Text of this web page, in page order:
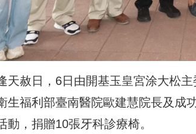
天赦日，6日由開基玉皇宮涂大松
生福利部臺南醫院歐建慧院長及成
動，捐贈10張牙科診療椅。